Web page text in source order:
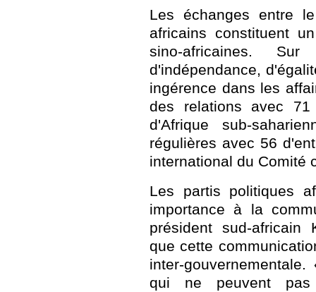
Les échanges entre
africains constituent
sino-africaines.
d'indépendance,
ingérence dans les
des relations avec
d'Afrique sub-
régulières avec 56
international du Comité
Les partis politiques
importance à la
président sud-africain
que cette
inter-
qui ne peuvent